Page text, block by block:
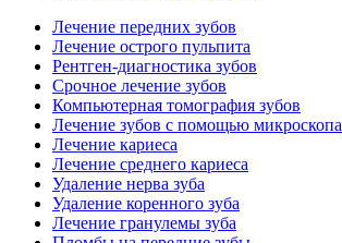
Лечение передних зубов
Лечение острого пульпита
Рентген-диагностика зубов
Срочное лечение зубов
Компьютерная томография зубов
Лечение зубов с помощью микроскопа
Лечение кариеса
Лечение среднего кариеса
Удаление нерва зуба
Удаление коренного зуба
Лечение гранулемы зуба